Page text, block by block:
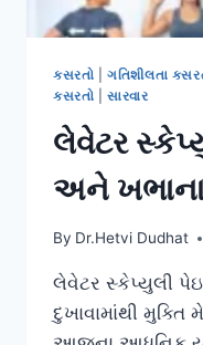
કસરતો |ગતિશીલતા
કસરતો |સારવાર
લેવેટર
અને ખભાના
By Dr.Hetvi Dudhat
લેવેટર સ્કેપ્યુલી
દુખાવામાંથી મુક્તિ